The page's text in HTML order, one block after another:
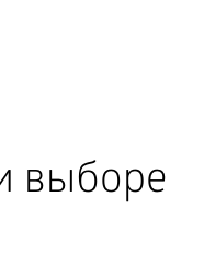
выборе